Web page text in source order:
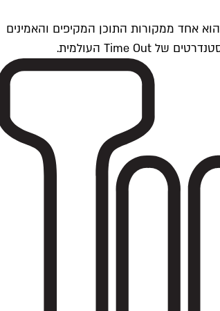
Time Outתל אביב הוא חלק מרשת Time Out Global — רשת מדיה בינלאומית הפועלת ב-360 ערים מרכזיות וב-60 מדינות ברחבי העולם. Time Out הוא אחד ממקורות התוכן המקיפים והאמינים